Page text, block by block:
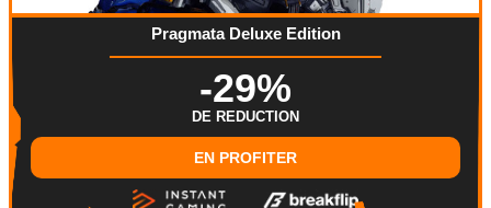
Pragmata Deluxe Edition
-29%
DE REDUCTION
EN PROFITER